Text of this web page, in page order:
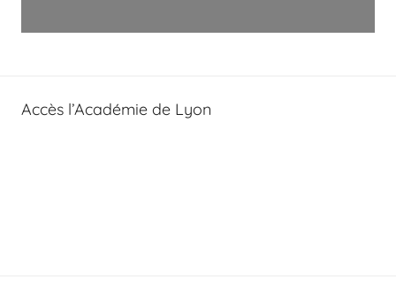
Accès l’Académie de Lyon